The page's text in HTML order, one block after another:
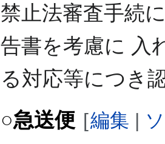
禁止法審査手続
告書を考慮に 入
る対応等につき
○急送便 [編集 |